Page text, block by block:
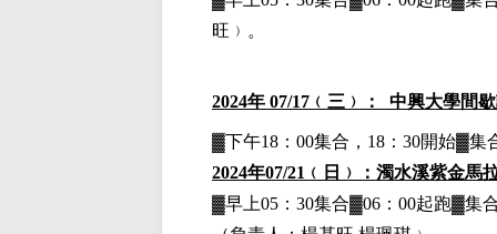
旺﹚。
2024年 07/17﹙三﹚： 中興大學間
▓下午18：00集合，18：30開始▓
2024年07/21﹙日﹚：濁水溪紫金馬
▓早上05：30集合▓06：00起跑▓集